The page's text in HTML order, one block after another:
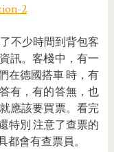
不少時間到背包客
訊。客棧中，有一
在德國搭車 時，有
有，有的答無，也
應該要買票。看完
特別 注意了查票的
會有查票員。